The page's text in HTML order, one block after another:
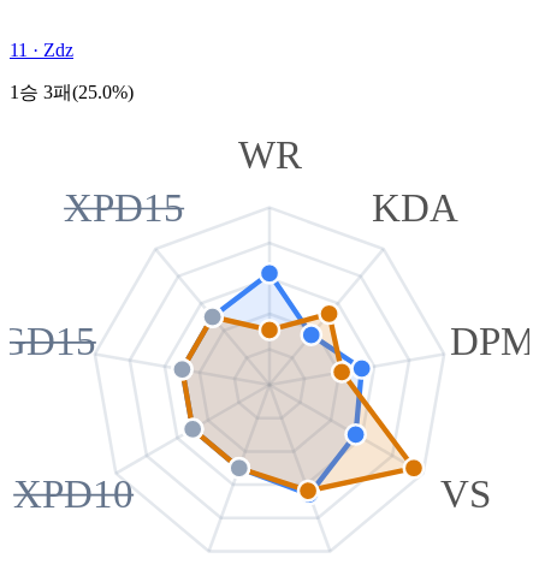
11 · Zdz
1승 3패(25.0%)
WR
KDA
DPM
VS
XPD10
XPD15